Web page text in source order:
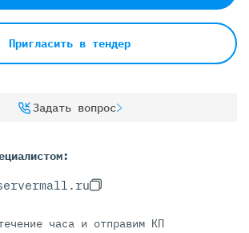
Пригласить в тендер
Задать вопрос
часа и отправим КП